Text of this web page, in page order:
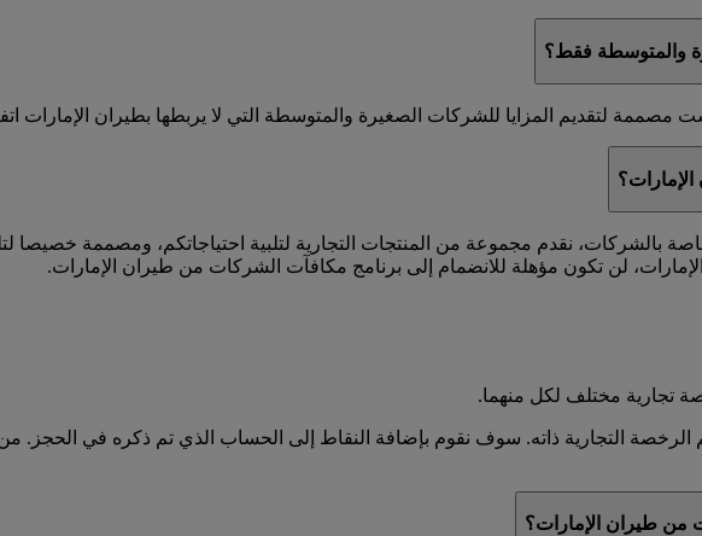
والمتوسطة فقط؟
لتقديم المزايا للشركات الصغيرة والمتوسطة التي لا يربطها بطيران الإمارات
بالشركات، نقدم مجموعة من المنتجات التجارية لتلبية احتياجاتكم، ومصممة خصيصا
لن تكون مؤهلة للانضمام إلى برنامج مكافآت الشركات من طيران الإمارات.
تجارية مختلف لكل منهما.
التجارية ذاته. سوف نقوم بإضافة النقاط إلى الحساب الذي تم ذكره في الحجز. من
من طيران الإمارات؟